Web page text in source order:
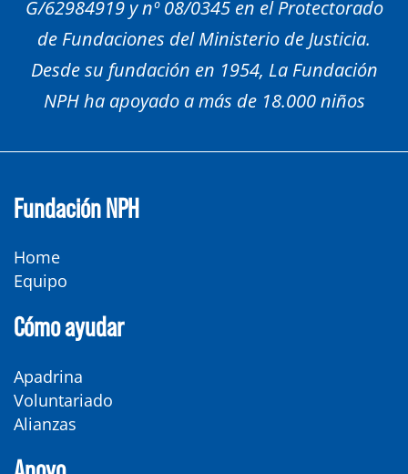
G/62984919 y nº 08/0345 en el Protectorado
de Fundaciones del Ministerio de Justicia.
Desde su fundación en 1954, La Fundación
NPH ha apoyado a más de 18.000 niños
Fundación NPH
Home
Equipo
Cómo ayudar
Apadrina
Voluntariado
Alianzas